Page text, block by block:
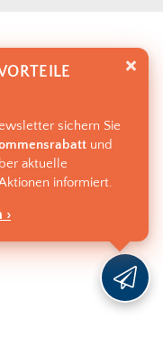
sichern Sie
und
aktuelle
informiert.
›